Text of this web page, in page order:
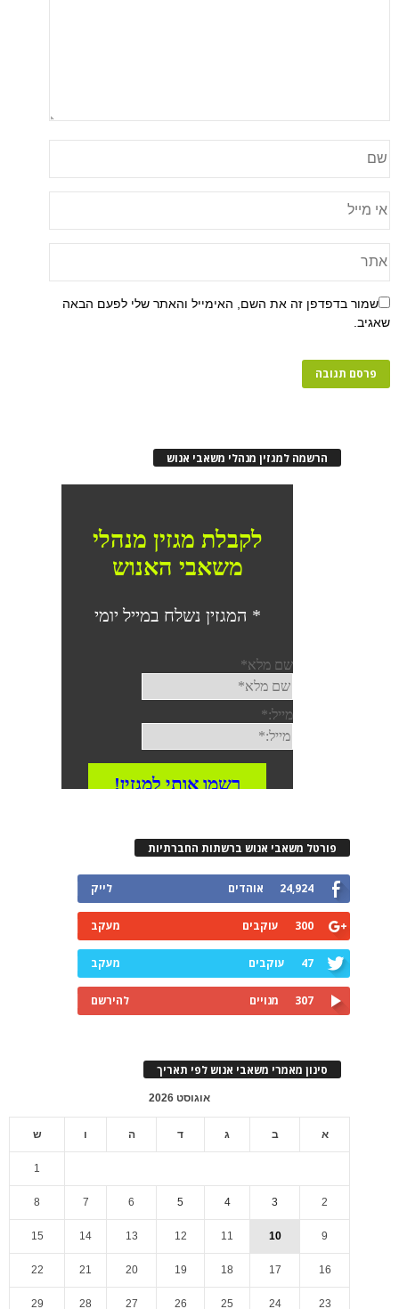
שמור בדפדפן זה את השם, האימייל והאתר שלי לפעם הבאה
שאגיב.
הרשמה למגזין מנהלי משאבי אנוש
פורטל משאבי אנוש ברשתות החברתיות
24,924 אוהדים לייק
300 עוקבים מעקב
47 עוקבים מעקב
307 מנויים להירשם
סינון מאמרי משאבי אנוש לפי תאריך
אוגוסט 2026
א ב ג ד ה ו ש
1
2
3
4
5
6
7
8
9
10
11
12
13
14
15
16
17
18
19
20
21
22
23
24
25
26
27
28
29